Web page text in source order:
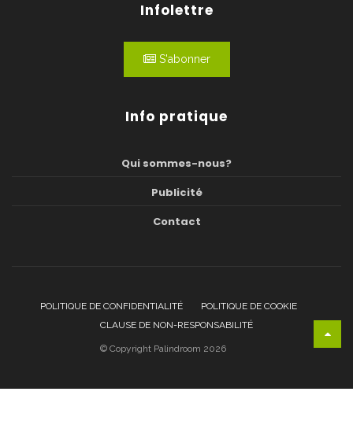
Infolettre
S'abonner
Info pratique
Qui sommes-nous?
Publicité
Contact
POLITIQUE DE CONFIDENTIALITÉ
POLITIQUE DE COOKIE
CLAUSE DE NON-RESPONSABILITÉ
© Copyright Palindroom 2026